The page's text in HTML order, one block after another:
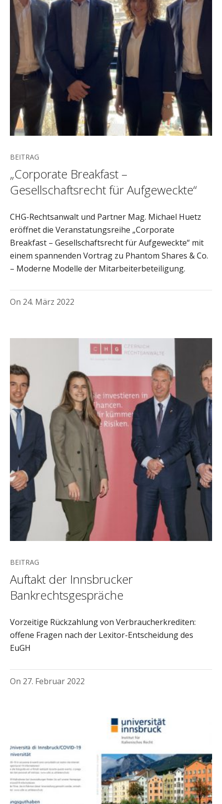
BEITRAG
„Corporate Breakfast –
Gesellschaftsrecht für Aufgeweckte“
CHG-Rechtsanwalt und Partner Mag. Michael Huetz
eröffnet die Veranstatungsreihe „Corporate
Breakfast – Gesellschaftsrecht für Aufgeweckte“ mit
einem spannenden Vortrag zu Phantom Shares & Co.
– Moderne Modelle der Mitarbeiterbeteiligung.
On 24. März 2022
BEITRAG
Auftakt der Innsbrucker
Bankrechtsgespräche
Vorzeitige Rückzahlung von Verbraucherkrediten:
offene Fragen nach der Lexitor-Entscheidung des
EuGH
On 27. Februar 2022